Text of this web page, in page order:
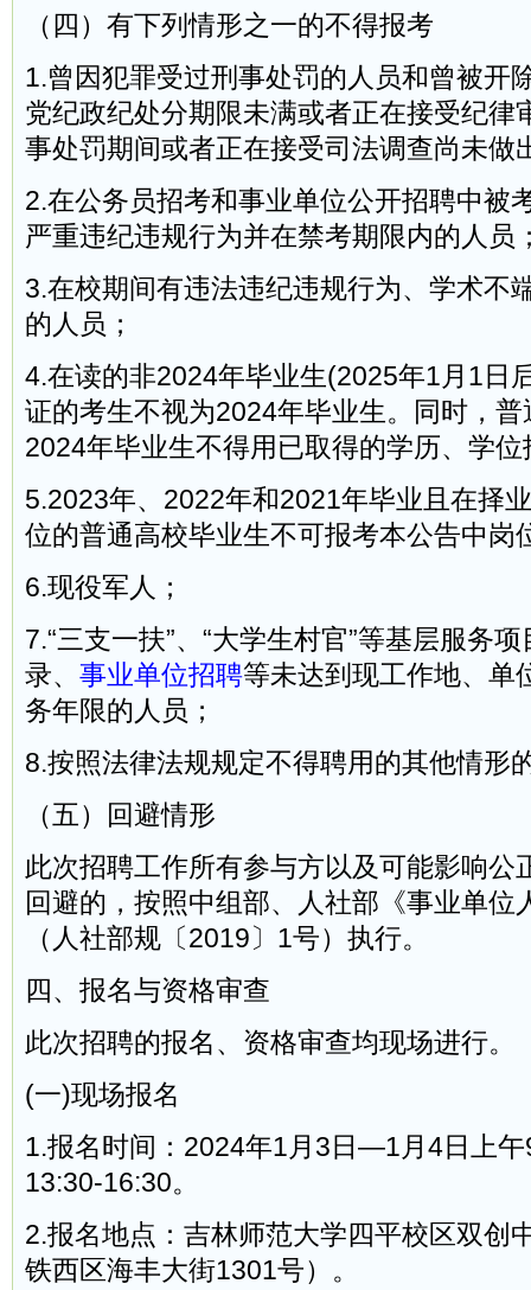
（四）有下列情形之一的不得报考
1.曾因犯罪受过刑事处罚的人员和曾被开
党纪政纪处分期限未满或者正在接受纪律
事处罚期间或者正在接受司法调查尚未做
2.在公务员招考和事业单位公开招聘中被
严重违纪违规行为并在禁考期限内的人员
3.在校期间有违法违纪违规行为、学术不
的人员；
4.在读的非2024年毕业生(2025年1月1日
证的考生不视为2024年毕业生。同时，
2024年毕业生不得用已取得的学历、学位
5.2023年、2022年和2021年毕业且在择
位的普通高校毕业生不可报考本公告中岗
6.现役军人；
7.“三支一扶”、“大学生村官”等基层服务
录、 事业单位招聘等未达到现工作地、单
务年限的人员；
8.按照法律法规规定不得聘用的其他情形
（五）回避情形
此次招聘工作所有参与方以及可能影响公
回避的，按照中组部、人社部《事业单位
（人社部规〔2019〕1号）执行。
四、报名与资格审查
此次招聘的报名、资格审查均现场进行。
(一)现场报名
1.报名时间：2024年1月3日—1月4日上
13:30-16:30。
2.报名地点：吉林师范大学四平校区双创
铁西区海丰大街1301号）。